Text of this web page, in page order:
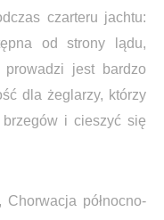
czarteru jachtu:
od strony lądu,
jest bardzo
dla żeglarzy, którzy
i cieszyć się
Chorwacja północno-